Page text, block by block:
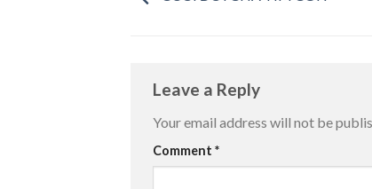
Leave a Reply
Your email address will not be
Comment *